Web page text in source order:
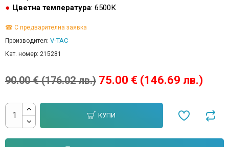
Цветна температура: 6500К
☎ С предварителна заявка
Производител: V-TAC
Кат. номер: 215281
75.00 € (146.69 лв.)
90.00 € (176.02 лв.)
КУПИ